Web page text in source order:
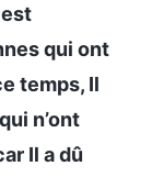
qui ont
temps, Il
n’ont
Il a dû